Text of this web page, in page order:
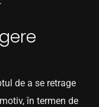
de a se retrage
în termen de